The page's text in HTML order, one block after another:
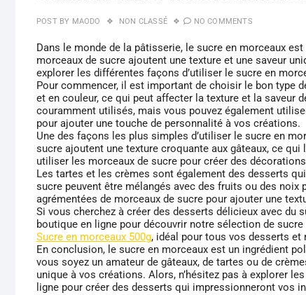
POST BY MAODO NON CLASSÉ NO COMMENTS
Dans le monde de la pâtisserie, le sucre en morceaux
morceaux de sucre ajoutent une texture et une saveur
explorer les différentes façons d’utiliser le sucre en
Pour commencer, il est important de choisir le bon type
et en couleur, ce qui peut affecter la texture et la saveur
couramment utilisés, mais vous pouvez également
pour ajouter une touche de personnalité à vos créations.
Une des façons les plus simples d’utiliser le sucre en
sucre ajoutent une texture croquante aux gâteaux, ce
utiliser les morceaux de sucre pour créer des
Les tartes et les crèmes sont également des desserts
sucre peuvent être mélangés avec des fruits ou des
agrémentées de morceaux de sucre pour ajouter une
Si vous cherchez à créer des desserts délicieux avec du
boutique en ligne pour découvrir notre sélection de
Sucre en morceaux 500g, idéal pour tous vos desserts et
En conclusion, le sucre en morceaux est un ingrédient
vous soyez un amateur de gâteaux, de tartes ou de
unique à vos créations. Alors, n’hésitez pas à explorer
ligne pour créer des desserts qui impressionneront vos